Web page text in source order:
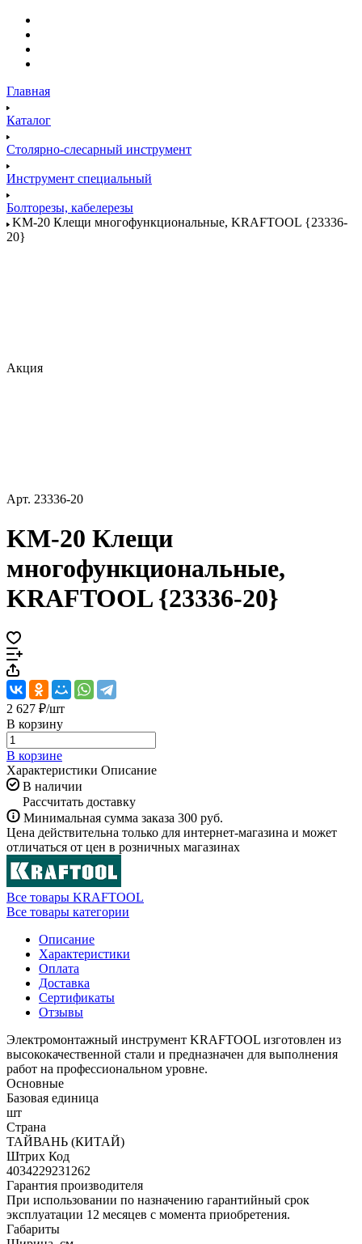
Главная
Каталог
Столярно-слесарный инструмент
Инструмент специальный
Болторезы, кабелерезы
KM-20 Клещи многофункциональные, KRAFTOOL {23336-
20}
Акция
Арт. 23336-20
KM-20 Клещи
многофункциональные,
KRAFTOOL {23336-20}
2 627 ₽/шт
В корзину
В корзине
Характеристики Описание
В наличии
Рассчитать доставку
Минимальная сумма заказа 300 руб.
Цена действительна только для интернет-магазина и может
отличаться от цен в розничных магазинах
Все товары KRAFTOOL
Все товары категории
Описание
Характеристики
Оплата
Доставка
Сертификаты
Отзывы
Электромонтажный инструмент KRAFTOOL изготовлен из
высококачественной стали и предназначен для выполнения
работ на профессиональном уровне.
Основные
Базовая единица
шт
Страна
ТАЙВАНЬ (КИТАЙ)
Штрих Код
4034229231262
Гарантия производителя
При использовании по назначению гарантийный срок
эксплуатации 12 месяцев с момента приобретения.
Габариты